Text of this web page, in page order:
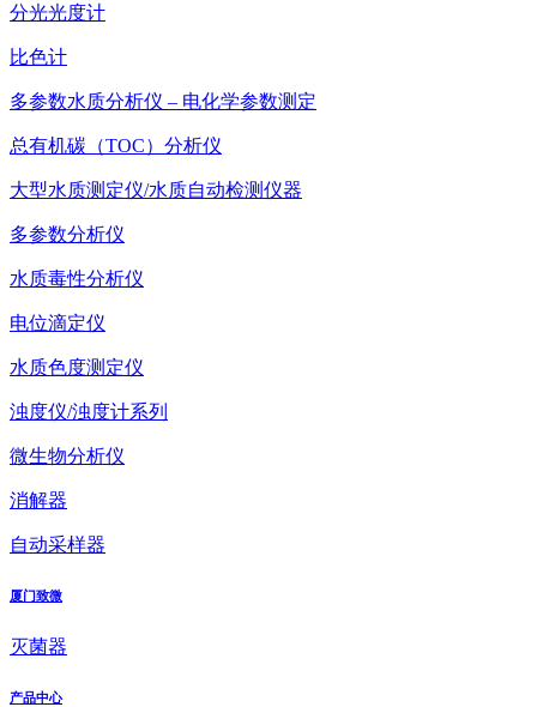
分光光度计
比色计
多参数水质分析仪 – 电化学参数测定
总有机碳（TOC）分析仪
大型水质测定仪/水质自动检测仪器
多参数分析仪
水质毒性分析仪
电位滴定仪
水质色度测定仪
浊度仪/浊度计系列
微生物分析仪
消解器
自动采样器
厦门致微
灭菌器
产品中心